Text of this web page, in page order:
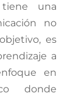
una
no
es
a
en
donde